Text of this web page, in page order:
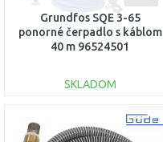
Grundfos SQE 3-65
ponorné čerpadlo s káblom
40 m 96524501
SKLADOM
DO KOŠÍKA